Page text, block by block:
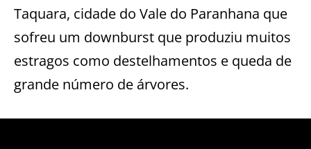
Taquara, cidade do Vale do Paranhana que
sofreu um downburst que produziu muitos
estragos como destelhamentos e queda de
grande número de árvores.